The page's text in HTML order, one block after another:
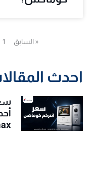
« السابق 1
احدث